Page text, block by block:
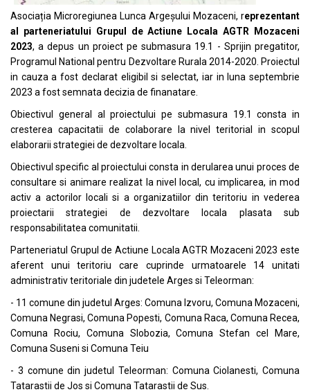
Asociația Microregiunea Lunca Argeșului Mozaceni, reprezentant
al parteneriatului Grupul de Actiune Locala AGTR Mozaceni
2023, a depus un proiect pe submasura 19.1 - Sprijin pregatitor,
Programul National pentru Dezvoltare Rurala 2014-2020. Proiectul
in cauza a fost declarat eligibil si selectat, iar in luna septembrie
2023 a fost semnata decizia de finanatare.
Obiectivul general al proiectului pe submasura 19.1 consta in
cresterea capacitatii de colaborare la nivel teritorial in scopul
elaborarii strategiei de dezvoltare locala.
Obiectivul specific al proiectului consta in derularea unui proces de
consultare si animare realizat la nivel local, cu implicarea, in mod
activ a actorilor locali si a organizatiilor din teritoriu in vederea
proiectarii strategiei de dezvoltare locala plasata sub
responsabilitatea comunitatii.
Parteneriatul Grupul de Actiune Locala AGTR Mozaceni 2023 este
aferent unui teritoriu care cuprinde urmatoarele 14 unitati
administrativ teritoriale din judetele Arges si Teleorman:
- 11 comune din judetul Arges: Comuna Izvoru, Comuna Mozaceni,
Comuna Negrasi, Comuna Popesti, Comuna Raca, Comuna Recea,
Comuna Rociu, Comuna Slobozia, Comuna Stefan cel Mare,
Comuna Suseni si Comuna Teiu
- 3 comune din judetul Teleorman: Comuna Ciolanesti, Comuna
Tatarastii de Jos si Comuna Tatarastii de Sus.